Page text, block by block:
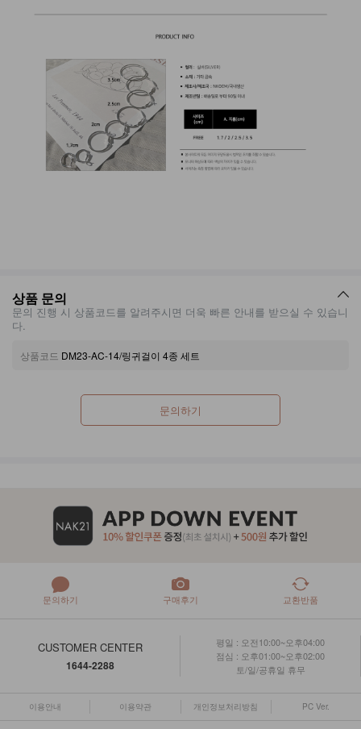
상품 문의
문의 진행 시 상품코드를 알려주시면 더욱 빠른 안내를 받으실 수 있습니
다.
상품코드 DM23-AC-14/링귀걸이 4종 세트
문의하기
문의하기 구매후기 교환반품
CUSTOMER CENTER
1644-2288
평일 : 오전10:00~오후04:00
점심 : 오후01:00~오후02:00
토/일/공휴일 휴무
이용안내 이용약관 개인정보처리방침 PC Ver.